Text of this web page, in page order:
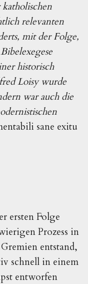
relevanten
mit der Folge,
historisch
Loisy wurde
war auch die
sane exitu
ersten Folge
Prozess in
entstand,
schnell in einem
entworfen